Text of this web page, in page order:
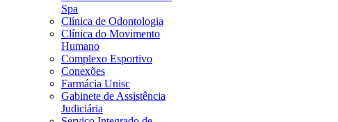
Spa
Clínica de Odontologia
Clínica do Movimento
Humano
Complexo Esportivo
Conexões
Farmácia Unisc
Gabinete de Assistência
Judiciária